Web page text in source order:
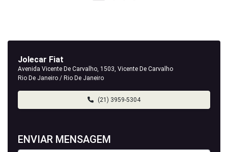
Jolecar Fiat
Avenida Vicente De Carvalho, 1503, Vicente De Carvalho
Rio De Janeiro / Rio De Janeiro
(21) 3959-5304
ENVIAR MENSAGEM